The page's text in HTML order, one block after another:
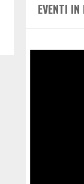
o
EVENTI